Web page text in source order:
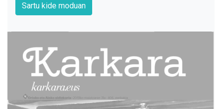
Sartu kide moduan